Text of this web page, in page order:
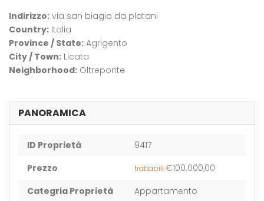
Indirizzo: via san biagio da platani
Country: Italia
Province / State: Agrigento
City / Town: Licata
Neighborhood: Oltreponte
PANORAMICA
ID Proprietà
9417
Prezzo
trattabili €100.000,00
Categria Proprietà
Appartamento